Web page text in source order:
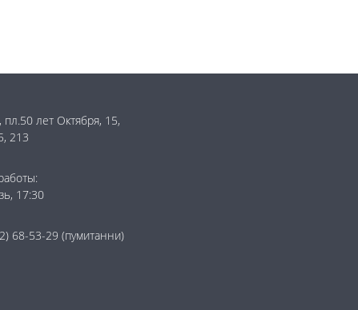
пл.50 лет Октября, 15,
213
17:30
68-53-29 (пумитанни)